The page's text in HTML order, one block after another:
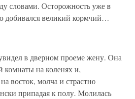
словами. Осторожность уже в
добивался великий кормчий…
в дверном проеме жену. Она
комнаты на коленях и,
восток, молча и страстно
припадая к полу. Молилась